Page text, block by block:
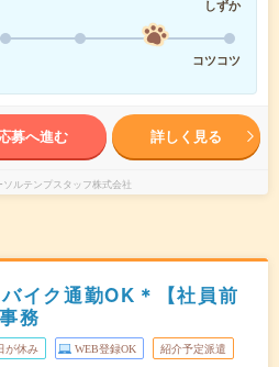
しずか
コツコツ
募へ進む 詳しく見る
ソルテンプスタッフ株式会社
イク通勤OK＊【社員前
務
が休み WEB登録OK 紹介予定派遣